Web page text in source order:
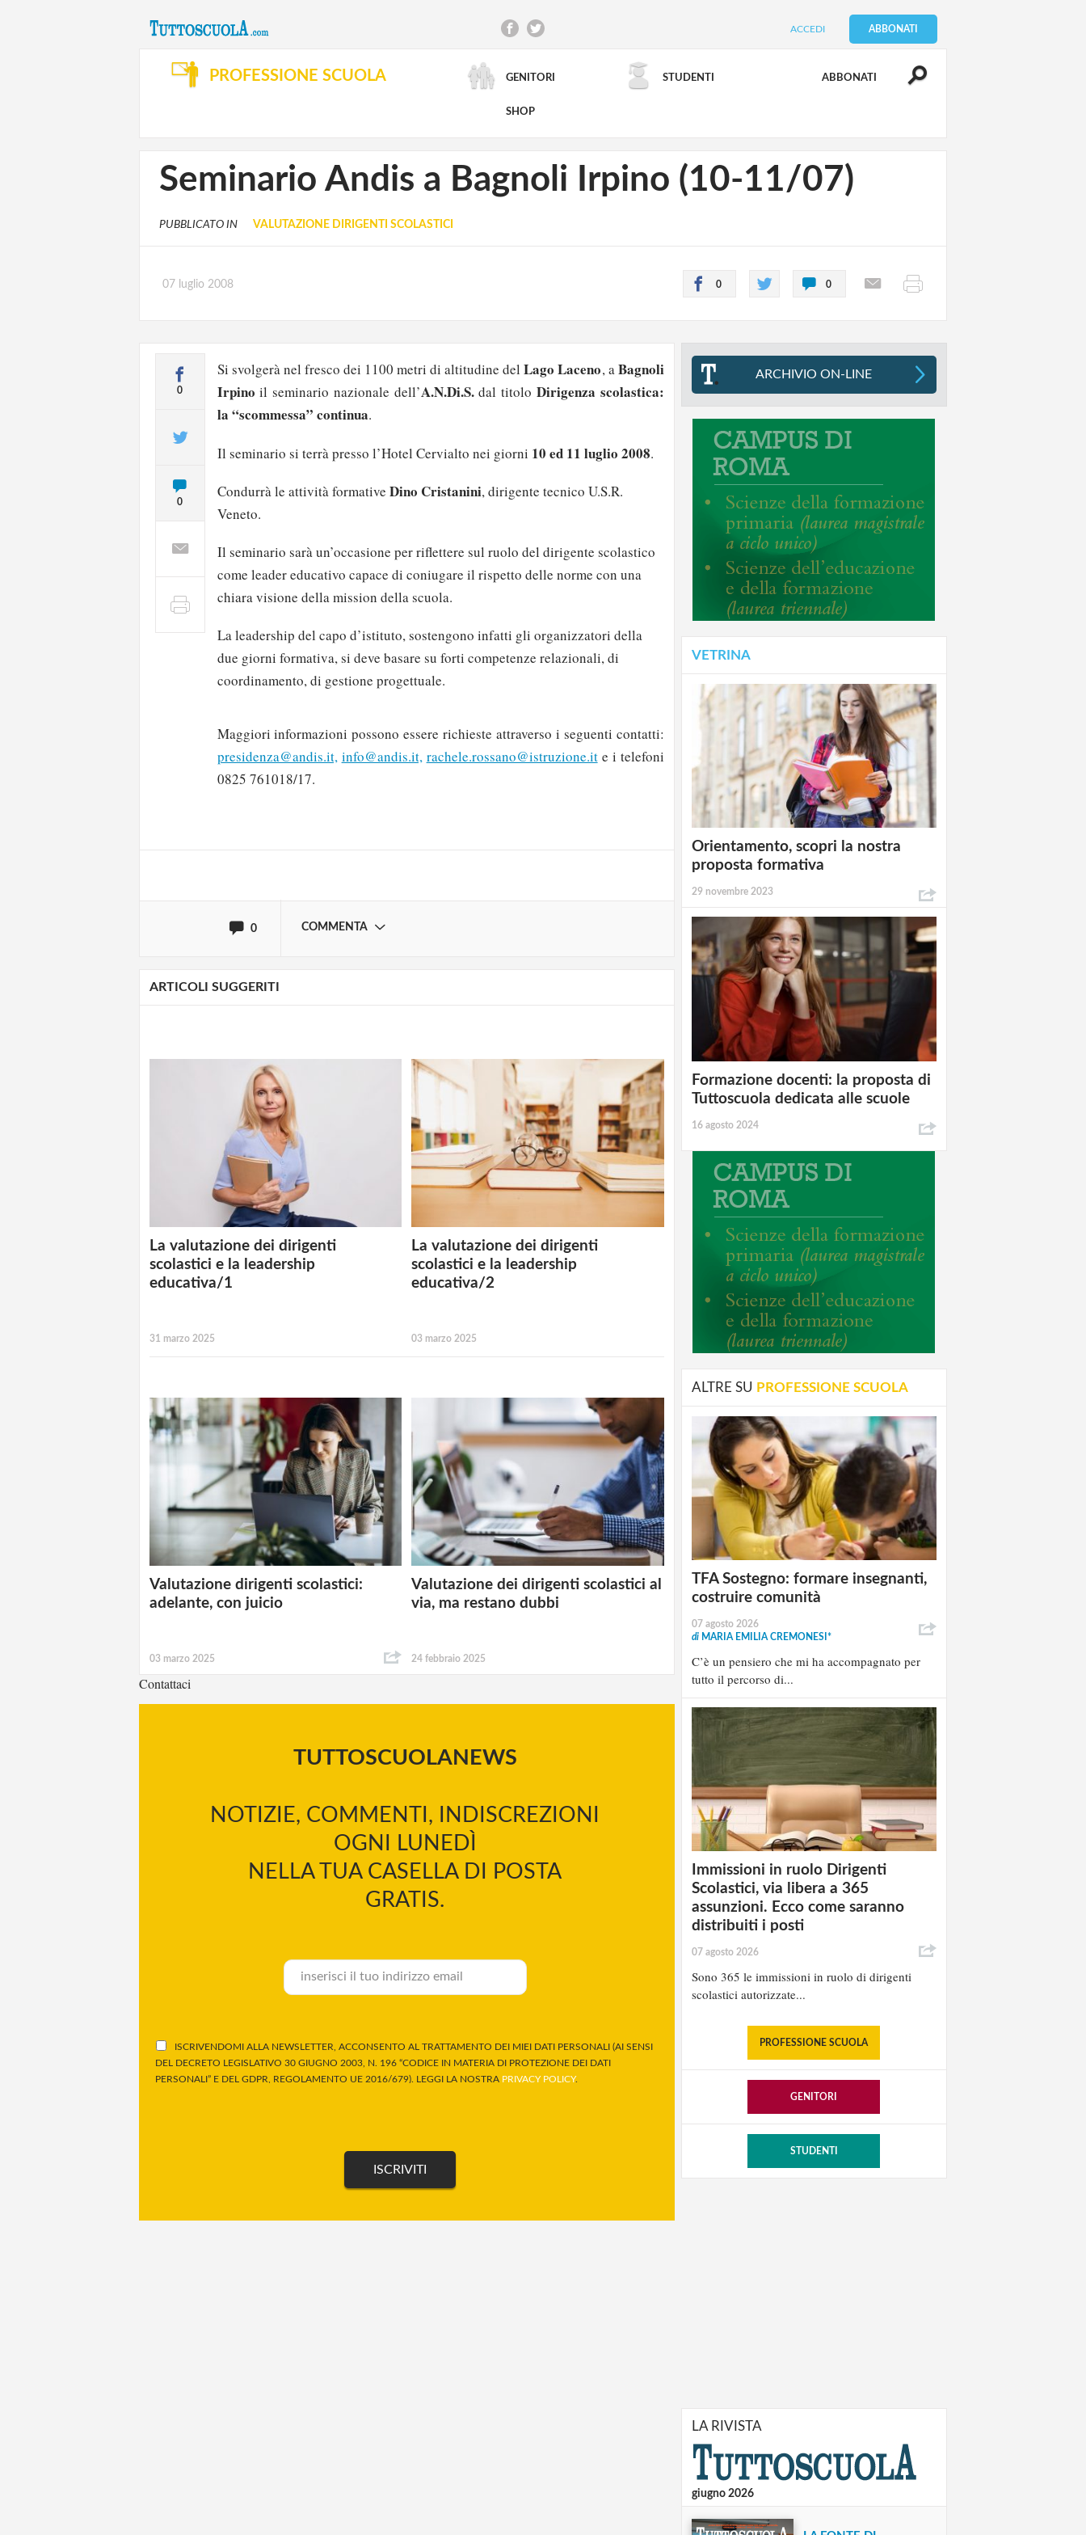
ACCEDI ABBONATI
PROFESSIONE SCUOLA GENITORI STUDENTI ABBONATI
SHOP
RICERCA AVANZATA
Seminario Andis a Bagnoli Irpino (10-11/07)
PUBBLICATO IN VALUTAZIONE DIRIGENTI SCOLASTICI
07 luglio 2008 0 0
0
0
Si svolgerà nel fresco dei 1100 metri di altitudine delLago Laceno, aBagnoli
Irpino il seminario nazionale dell’A.N.Di.S.dal titolo Dirigenza scolastica:
la “scommessa” continua.
Il seminario si terrà presso l’Hotel Cervialto nei giorni 10 ed 11 luglio 2008.
Condurrà le attività formative Dino Cristanini, dirigente tecnico U.S.R.
Veneto.
Il seminario sarà un’occasione per riflettere sul ruolo del dirigente scolastico
come leader educativo capace di coniugare il rispetto delle norme con una
chiara visione della mission della scuola.
La leadership del capo d’istituto, sostengono infatti gli organizzatori della
due giorni formativa, si deve basare su forti competenze relazionali, di
coordinamento, di gestione progettuale.
Maggiori informazioni possono essere richieste attraverso i seguenti contatti:
presidenza@andis.it, info@andis.it, rachele.rossano@istruzione.ite i telefoni
0825 761018/17.
0 COMMENTA
Solo gli utenti registrati possono commentare!
ARTICOLI SUGGERITI
La valutazione dei dirigenti
scolastici e la leadership
educativa/1
31 marzo 2025
La valutazione dei dirigenti
scolastici e la leadership
educativa/2
03 marzo 2025
Valutazione dirigenti scolastici:
adelante, con juicio
03 marzo 2025
Valutazione dei dirigenti scolastici al
via, ma restano dubbi
24 febbraio 2025
Contattaci
TUTTOSCUOLANEWS
NOTIZIE, COMMENTI, INDISCREZIONI
OGNI LUNEDÌ
NELLA TUA CASELLA DI POSTA
GRATIS.
ISCRIVENDOMI ALLA NEWSLETTER, ACCONSENTO AL TRATTAMENTO DEI MIEI DATI PERSONALI (AI SENSI
DEL DECRETO LEGISLATIVO 30 GIUGNO 2003, N. 196 “CODICE IN MATERIA DI PROTEZIONE DEI DATI
PERSONALI” E DEL GDPR, REGOLAMENTO UE 2016/679). LEGGI LA NOSTRA PRIVACY POLICY.
ARCHIVIO ON-LINE
VETRINA
Orientamento, scopri la nostra
proposta formativa
29 novembre 2023
Formazione docenti: la proposta di
Tuttoscuola dedicata alle scuole
16 agosto 2024
ALTRE SU PROFESSIONE SCUOLA
TFA Sostegno: formare insegnanti,
costruire comunità
07 agosto 2026
di MARIA EMILIA CREMONESI*
C’è un pensiero che mi ha accompagnato per
tutto il percorso di...
Immissioni in ruolo Dirigenti
Scolastici, via libera a 365
assunzioni. Ecco come saranno
distribuiti i posti
07 agosto 2026
Sono 365 le immissioni in ruolo di dirigenti
scolastici autorizzate...
PROFESSIONE SCUOLA
GENITORI
STUDENTI
LA RIVISTA
giugno 2026